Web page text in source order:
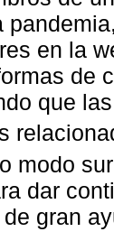
en la
de
que
modo
dar
gran